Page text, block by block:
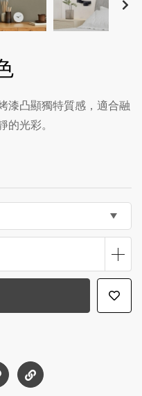
漆凸顯獨特質感，適合融
的光彩。